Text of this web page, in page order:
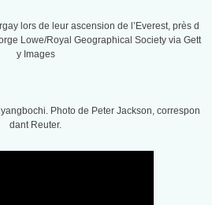
lors de leur ascension de l’Everest, près d
Lowe/Royal Geographical Society via Gett
y Images
Photo de Peter Jackson, correspon
dant Reuter.